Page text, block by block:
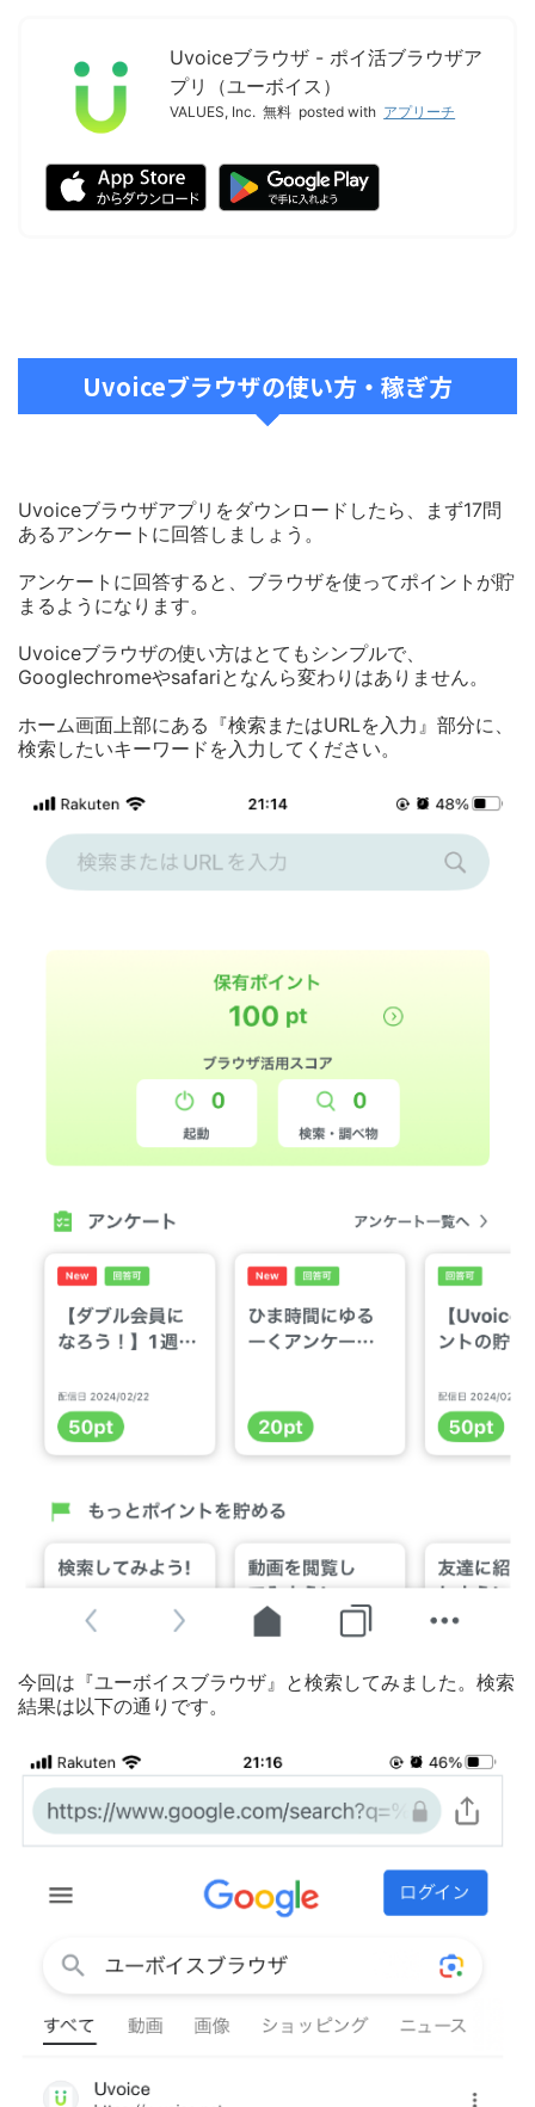
Uvoiceブラウザ - ポイ活ブラウザア
プリ（ユーボイス）
VALUES, Inc. 無料 posted with アプリーチ
Uvoiceブラウザの使い方・稼ぎ方
Uvoiceブラウザアプリをダウンロードしたら、まず17問
あるアンケートに回答しましょう。
アンケートに回答すると、ブラウザを使ってポイントが貯
まるようになります。
Uvoiceブラウザの使い方はとてもシンプルで、
Googlechromeやsafariとなんら変わりはありません。
ホーム画面上部にある『検索またはURLを入力』部分に、
検索したいキーワードを入力してください。
今回は『ユーボイスブラウザ』と検索してみました。検索
結果は以下の通りです。